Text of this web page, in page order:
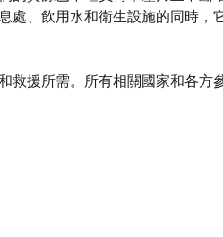
處、飲用水和衛生設施的同時，
救援所需。所有相關國家和各方